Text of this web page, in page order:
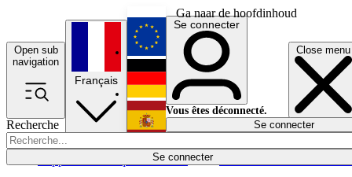
Ga naar de hoofdinhoud
Open sub
navigation
Close menu
Recherche
Se connecter
Économie
Français
English
Deutsch
Español
Se connecter
Vous êtes déconnecté.
Se connecter